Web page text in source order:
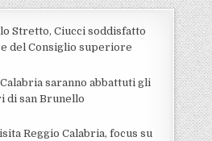
Stretto, Ciucci soddisfatto
del Consiglio superiore
saranno abbattuti gli
di san Brunello
Reggio Calabria, focus su